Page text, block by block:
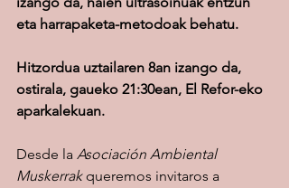
eta harrapaketa-metodoak behatu.
Hitzordua uztailaren 8an izango da,
ostirala, gaueko 21:30ean, El Refor-eko
aparkalekuan.
Desde la Asociación Ambiental
Muskerrak queremos invitaros a